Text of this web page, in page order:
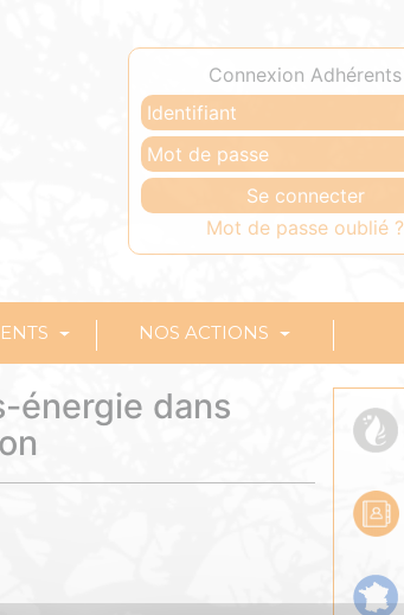
Connexion Adhérents
Mot de passe oublié ?
NOS ACTIONS
énergie dans